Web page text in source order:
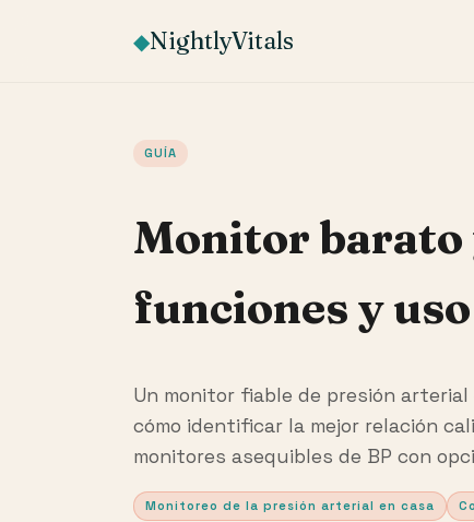
◆NightlyVitals
GUÍA
Monitor barato
funciones y uso
Un monitor fiable de presión
cómo identificar la mejor relación
monitores asequibles de BP con
Monitoreo de la presión arterial en casa